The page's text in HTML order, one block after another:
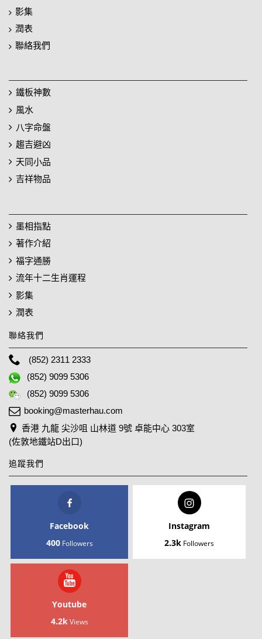
影集
潤表
聯絡我們
鐵板神數
風水
八字命盤
趨吉避凶
天同小品
吉祥物品
墨相指點
著作介紹
福字通勝
流年十二生肖運程
影集
潤表
聯絡我們
(852) 2311 2333
(852) 9099 5306
(852) 9099 5306
booking@masterhau.com
香港 九龍 尖沙咀 山林道 9號 卓能中心 303室
(佐敦地鐵站D出口)
追蹤我們
Facebook
400 Followers
Instagram
2.3k Followers
Youtube
4.2k Views